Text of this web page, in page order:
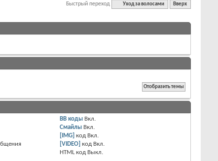
Быстрый переход Уход за волосами Вверх
BB коды Вкл.
Смайлы Вкл.
[IMG] код Вкл.
[VIDEO] код Вкл.
HTML код Выкл.